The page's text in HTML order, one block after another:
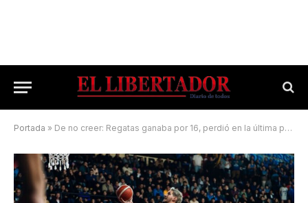
Portada » De no creer: Regatas ganaba por 16, perdió en la última pelota y quedó eliminado